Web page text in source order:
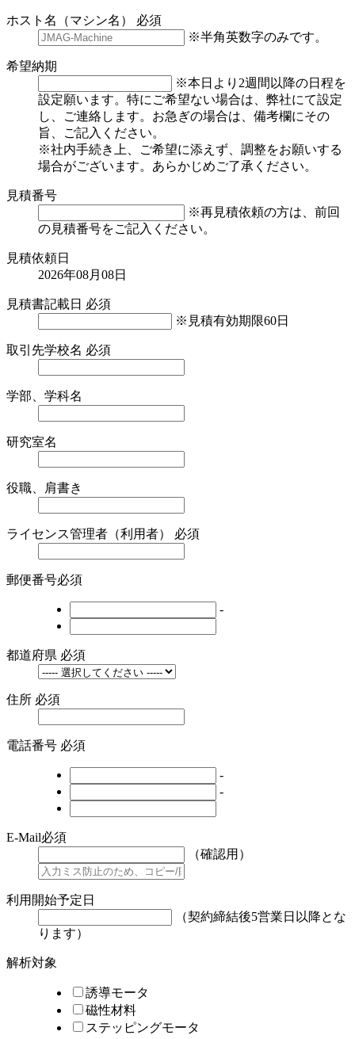
ホスト名（マシン名） 必須
※半角英数字のみです。
希望納期
※本日より2週間以降の日程を
設定願います。特にご希望ない場合は、弊社にて設定
し、ご連絡します。お急ぎの場合は、備考欄にその
旨、ご記入ください。
※社内手続き上、ご希望に添えず、調整をお願いする
場合がございます。あらかじめご了承ください。
見積番号
※再見積依頼の方は、前回
の見積番号をご記入ください。
見積依頼日
2026年08月08日
見積書記載日 必須
※見積有効期限60日
取引先学校名 必須
学部、学科名
研究室名
役職、肩書き
ライセンス管理者（利用者） 必須
郵便番号必須
-
都道府県 必須
住所 必須
電話番号 必須
-
-
E-Mail必須
（確認用）
利用開始予定日
（契約締結後5営業日以降とな
ります）
解析対象
誘導モータ
磁性材料
ステッピングモータ